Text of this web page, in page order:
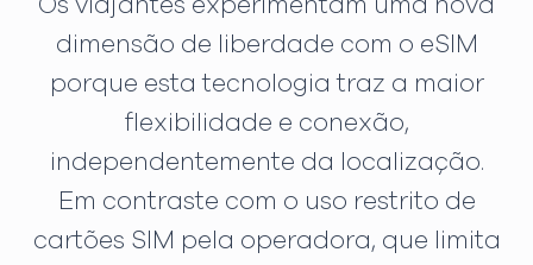
dimensão de liberdade com o eSIM
porque esta tecnologia traz a maior
flexibilidade e conexão,
independentemente da localização.
Em contraste com o uso restrito de
cartões SIM pela operadora, que limita